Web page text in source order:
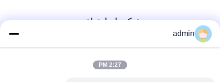
شبکه های اجتماعی
admin
2:27 PM